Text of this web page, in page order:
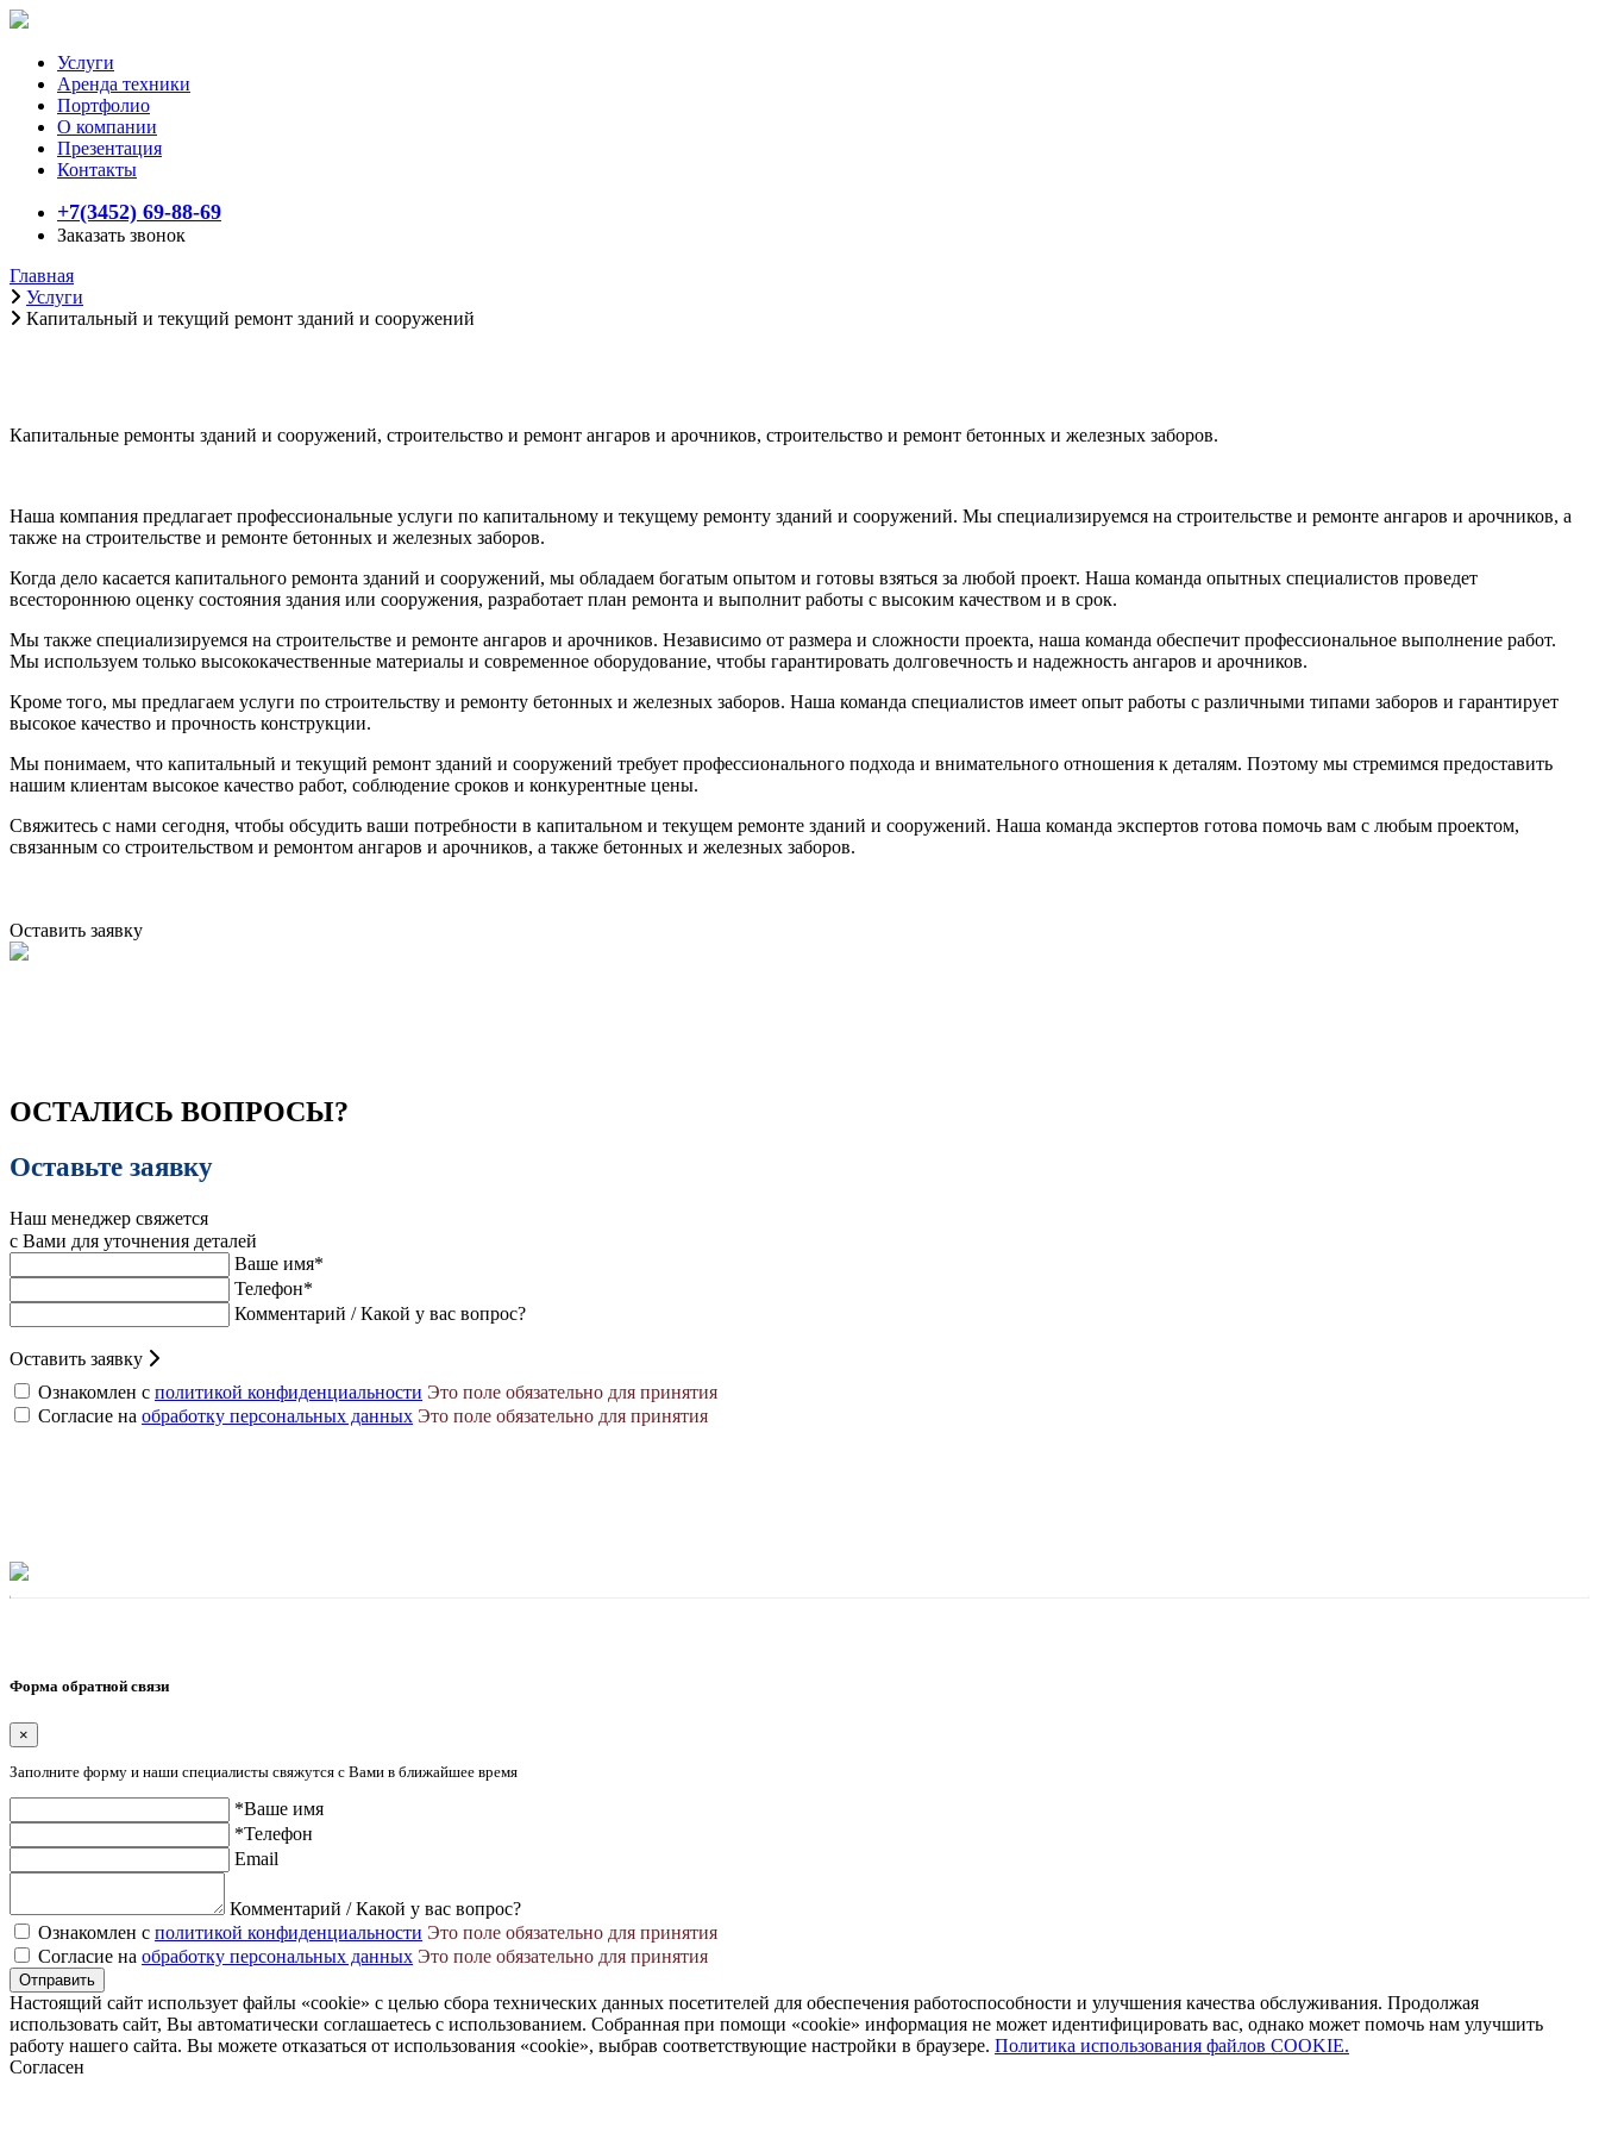
Услуги
Аренда техники
Портфолио
О компании
Презентация
Контакты
+7(3452) 69-88-69
Заказать звонок
Главная
Услуги
Капитальный и текущий ремонт зданий и сооружений
Капитальные ремонты зданий и сооружений, строительство и ремонт ангаров и арочников, строительство и ремонт бетонных и железных заборов.
Наша компания предлагает профессиональные услуги по капитальному и текущему ремонту зданий и сооружений. Мы специализируемся на строительстве и ремонте ангаров и арочников, а
также на строительстве и ремонте бетонных и железных заборов.
Когда дело касается капитального ремонта зданий и сооружений, мы обладаем богатым опытом и готовы взяться за любой проект. Наша команда опытных специалистов проведет
всестороннюю оценку состояния здания или сооружения, разработает план ремонта и выполнит работы с высоким качеством и в срок.
Мы также специализируемся на строительстве и ремонте ангаров и арочников. Независимо от размера и сложности проекта, наша команда обеспечит профессиональное выполнение работ.
Мы используем только высококачественные материалы и современное оборудование, чтобы гарантировать долговечность и надежность ангаров и арочников.
Кроме того, мы предлагаем услуги по строительству и ремонту бетонных и железных заборов. Наша команда специалистов имеет опыт работы с различными типами заборов и гарантирует
высокое качество и прочность конструкции.
Мы понимаем, что капитальный и текущий ремонт зданий и сооружений требует профессионального подхода и внимательного отношения к деталям. Поэтому мы стремимся предоставить
нашим клиентам высокое качество работ, соблюдение сроков и конкурентные цены.
Свяжитесь с нами сегодня, чтобы обсудить ваши потребности в капитальном и текущем ремонте зданий и сооружений. Наша команда экспертов готова помочь вам с любым проектом,
связанным со строительством и ремонтом ангаров и арочников, а также бетонных и железных заборов.
Оставить заявку
ОСТАЛИСЬ ВОПРОСЫ?
Оставьте заявку
Наш менеджер свяжется
с Вами для уточнения деталей
Ваше имя*
Телефон*
Комментарий / Какой у вас вопрос?
Оставить заявку
Ознакомлен с политикой конфиденциальности Это поле обязательно для принятия
Согласие на обработку персональных данных Это поле обязательно для принятия
Форма обратной связи
×
Заполните форму и наши специалисты свяжутся с Вами в ближайшее время
*Ваше имя
*Телефон
Email
Комментарий / Какой у вас вопрос?
Ознакомлен с политикой конфиденциальности Это поле обязательно для принятия
Согласие на обработку персональных данных Это поле обязательно для принятия
Отправить
Настоящий сайт использует файлы «cookie» с целью сбора технических данных посетителей для обеспечения работоспособности и улучшения качества обслуживания. Продолжая
использовать сайт, Вы автоматически соглашаетесь с использованием. Собранная при помощи «cookie» информация не может идентифицировать вас, однако может помочь нам улучшить
работу нашего сайта. Вы можете отказаться от использования «cookie», выбрав соответствующие настройки в браузере. Политика использования файлов COOKIE.
Согласен